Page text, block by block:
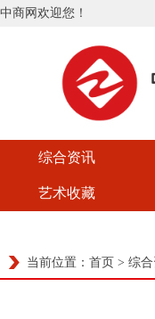
中商网欢迎您！
综合资讯
艺术收藏
当前位置： 首页 > 综